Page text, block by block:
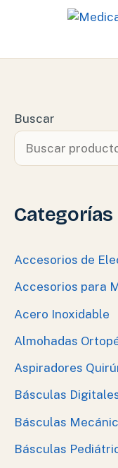
Buscar
Categorías
Accesorios de
Accesorios para
Acero Inoxidable
Almohadas
Aspiradores
Básculas
Básculas
Básculas